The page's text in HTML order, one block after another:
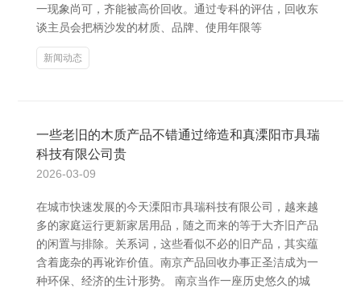
一现象尚可，齐能被高价回收。通过专科的评估，回收东
谈主员会把柄沙发的材质、品牌、使用年限等
新闻动态
一些老旧的木质产品不错通过缔造和真溧阳市具瑞
科技有限公司贵
2026-03-09
在城市快速发展的今天溧阳市具瑞科技有限公司，越来越
多的家庭运行更新家居用品，随之而来的等于大齐旧产品
的闲置与排除。关系词，这些看似不必的旧产品，其实蕴
含着庞杂的再讹诈价值。南京产品回收办事正圣洁成为一
种环保、经济的生计形势。 南京当作一座历史悠久的城